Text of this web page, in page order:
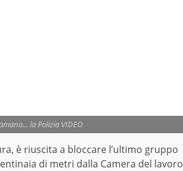
la Polizia VIDEO
è riuscita a bloccare l’ultimo gruppo
di metri dalla Camera del lavoro